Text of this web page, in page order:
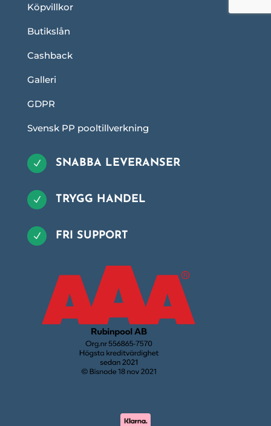
Köpvillkor
Butikslån
Cashback
Galleri
GDPR
Svensk PP pooltillverkning
N SNABBA LEVERANSER
N TRYGG HANDEL
N FRI SUPPORT